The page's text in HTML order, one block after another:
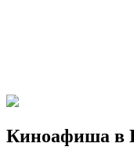
Киноафиша в